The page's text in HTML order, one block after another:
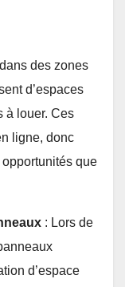
des zones
d’espaces
à louer. Ces
ligne, donc
que
: Lors de
d’espace